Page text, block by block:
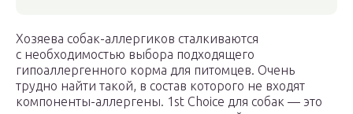
Хозяева собак-аллергиков сталкиваются
с необходимостью выбора подходящего
гипоаллергенного корма для питомцев. Очень
трудно найти такой, в состав которого не входят
компоненты-аллергены. 1st Choice для собак — это